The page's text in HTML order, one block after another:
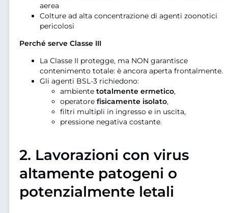
aerea
Colture ad alta concentrazione di agenti zoonotici
pericolosi
Perché serve Classe III
La Classe II protegge, ma NON garantisce
contenimento totale: è ancora aperta frontalmente.
Gli agenti BSL-3 richiedono:
ambiente totalmente ermetico,
operatore fisicamente isolato,
filtri multipli in ingresso e in uscita,
pressione negativa costante.
2. Lavorazioni con virus
altamente patogeni o
potenzialmente letali